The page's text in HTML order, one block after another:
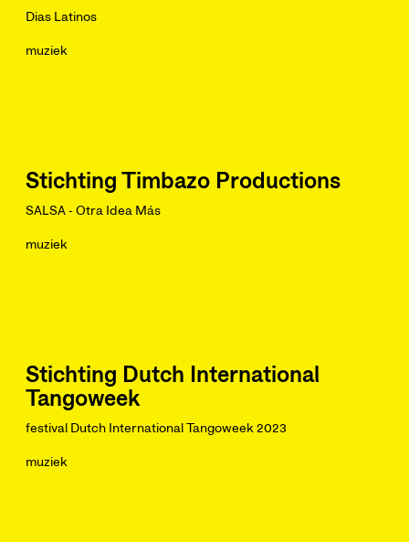
Dias Latinos
muziek
Stichting Timbazo Productions
SALSA - Otra Idea Más
muziek
Stichting Dutch International
Tangoweek
festival Dutch International Tangoweek 2023
muziek